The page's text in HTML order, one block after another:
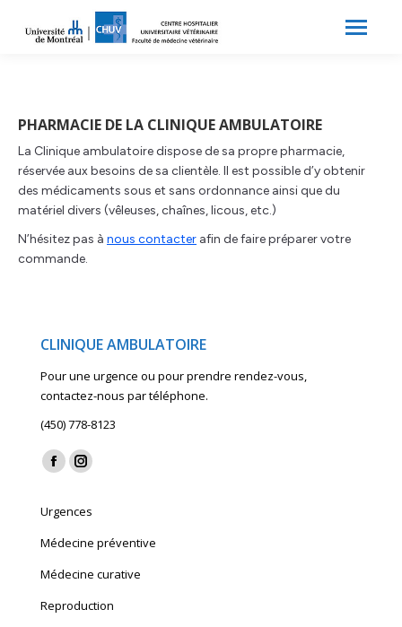
PHARMACIE DE LA CLINIQUE AMBULATOIRE
La Clinique ambulatoire dispose de sa propre pharmacie,
réservée aux besoins de sa clientèle. Il est possible d’y obtenir
des médicaments sous et sans ordonnance ainsi que du
matériel divers (vêleuses, chaînes, licous, etc.)
N’hésitez pas à nous contacter afin de faire préparer votre
commande.
CLINIQUE AMBULATOIRE
Pour une urgence ou pour prendre rendez-vous,
contactez-nous par téléphone.
(450) 778-8123
Find us on:
Facebook
opens
in
Instagram
opens
in
Urgences
Médecine préventive
Médecine curative
Reproduction